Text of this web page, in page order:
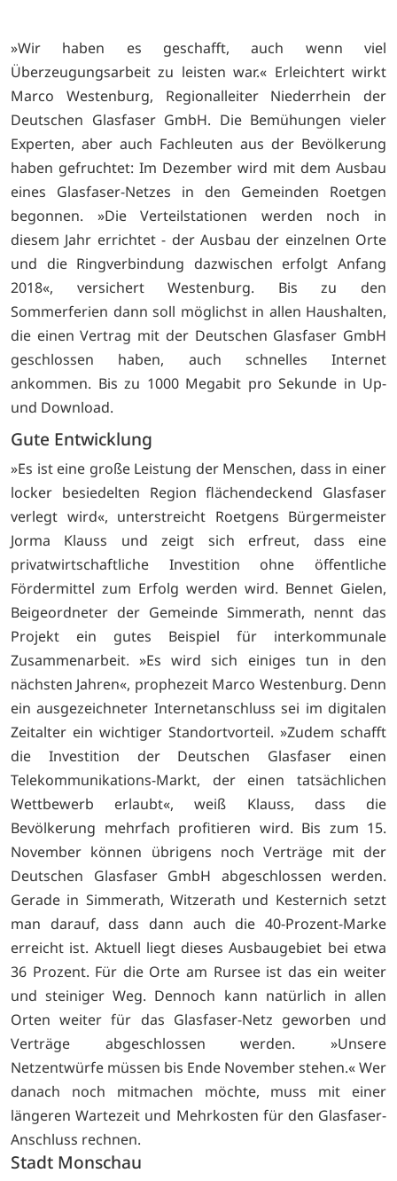
»Wir haben es geschafft, auch wenn viel
Überzeugungsarbeit zu leisten war.« Erleichtert wirkt
Marco Westenburg, Regionalleiter Niederrhein der
Deutschen Glasfaser GmbH. Die Bemühungen vieler
Experten, aber auch Fachleuten aus der Bevölkerung
haben gefruchtet: Im Dezember wird mit dem Ausbau
eines Glasfaser-Netzes in den Gemeinden Roetgen
begonnen. »Die Verteilstationen werden noch in
diesem Jahr errichtet - der Ausbau der einzelnen Orte
und die Ringverbindung dazwischen erfolgt Anfang
2018«, versichert Westenburg. Bis zu den
Sommerferien dann soll möglichst in allen Haushalten,
die einen Vertrag mit der Deutschen Glasfaser GmbH
geschlossen haben, auch schnelles Internet
ankommen. Bis zu 1000 Megabit pro Sekunde in Up-
und Download.
Gute Entwicklung
»Es ist eine große Leistung der Menschen, dass in einer
locker besiedelten Region flächendeckend Glasfaser
verlegt wird«, unterstreicht Roetgens Bürgermeister
Jorma Klauss und zeigt sich erfreut, dass eine
privatwirtschaftliche Investition ohne öffentliche
Fördermittel zum Erfolg werden wird. Bennet Gielen,
Beigeordneter der Gemeinde Simmerath, nennt das
Projekt ein gutes Beispiel für interkommunale
Zusammenarbeit. »Es wird sich einiges tun in den
nächsten Jahren«, prophezeit Marco Westenburg. Denn
ein ausgezeichneter Internetanschluss sei im digitalen
Zeitalter ein wichtiger Standortvorteil. »Zudem schafft
die Investition der Deutschen Glasfaser einen
Telekommunikations-Markt, der einen tatsächlichen
Wettbewerb erlaubt«, weiß Klauss, dass die
Bevölkerung mehrfach profitieren wird. Bis zum 15.
November können übrigens noch Verträge mit der
Deutschen Glasfaser GmbH abgeschlossen werden.
Gerade in Simmerath, Witzerath und Kesternich setzt
man darauf, dass dann auch die 40-Prozent-Marke
erreicht ist. Aktuell liegt dieses Ausbaugebiet bei etwa
36 Prozent. Für die Orte am Rursee ist das ein weiter
und steiniger Weg. Dennoch kann natürlich in allen
Orten weiter für das Glasfaser-Netz geworben und
Verträge abgeschlossen werden. »Unsere
Netzentwürfe müssen bis Ende November stehen.« Wer
danach noch mitmachen möchte, muss mit einer
längeren Wartezeit und Mehrkosten für den Glasfaser-
Anschluss rechnen.
Stadt Monschau